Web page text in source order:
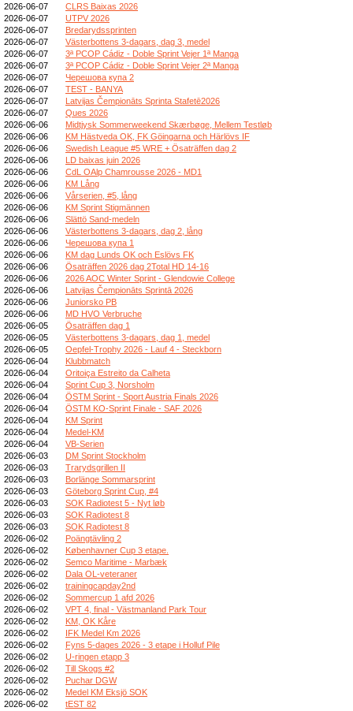
2026-06-07
CLRS Baixas 2026
2026-06-07
UTPV 2026
2026-06-07
Bredarydssprinten
2026-06-07
Västerbottens 3-dagars, dag 3, medel
2026-06-07
3ª PCOP Cádiz - Doble Sprint Vejer 1ª Manga
2026-06-07
3ª PCOP Cádiz - Doble Sprint Vejer 2ª Manga
2026-06-07
Черешова купа 2
2026-06-07
TEST - BANYA
2026-06-07
Latvijas Čempionāts Sprinta Stafetē2026
2026-06-07
Ques 2026
2026-06-06
Midtjysk Sommerweekend Skærbøge, Mellem Testløb
2026-06-06
KM Hästveda OK, FK Göingarna och Härlövs IF
2026-06-06
Swedish League #5 WRE + Ösaträffen dag 2
2026-06-06
LD baixas juin 2026
2026-06-06
CdL OAlp Chamrousse 2026 - MD1
2026-06-06
KM Lång
2026-06-06
Vårserien, #5, lång
2026-06-06
KM Sprint Stigmännen
2026-06-06
Slättö Sand-medeln
2026-06-06
Västerbottens 3-dagars, dag 2, lång
2026-06-06
Черешова купа 1
2026-06-06
KM dag Lunds OK och Eslövs FK
2026-06-06
Ösaträffen 2026 dag 2Total HD 14-16
2026-06-06
2026 AOC Winter Sprint - Glendowie College
2026-06-06
Latvijas Čempionāts Sprintā 2026
2026-06-06
Juniorsko PB
2026-06-06
MD HVO Verbruche
2026-06-05
Ösaträffen dag 1
2026-06-05
Västerbottens 3-dagars, dag 1, medel
2026-06-05
Oepfel-Trophy 2026 - Lauf 4 - Steckborn
2026-06-04
Klubbmatch
2026-06-04
Oritoiça Estreito da Calheta
2026-06-04
Sprint Cup 3, Norsholm
2026-06-04
ÖSTM Sprint - Sport Austria Finals 2026
2026-06-04
ÖSTM KO-Sprint Finale - SAF 2026
2026-06-04
KM Sprint
2026-06-04
Medel-KM
2026-06-04
VB-Serien
2026-06-03
DM Sprint Stockholm
2026-06-03
Trarydsgrillen II
2026-06-03
Borlänge Sommarsprint
2026-06-03
Göteborg Sprint Cup, #4
2026-06-03
SOK Radiotest 5 - Nyt løb
2026-06-03
SOK Radiotest 8
2026-06-03
SOK Radiotest 8
2026-06-02
Poängtävling 2
2026-06-02
Københavner Cup 3 etape.
2026-06-02
Semco Maritime - Marbæk
2026-06-02
Dala OL-veteraner
2026-06-02
trainingcapday2nd
2026-06-02
Sommercup 1 afd 2026
2026-06-02
VPT 4, final - Västmanland Park Tour
2026-06-02
KM, OK Kåre
2026-06-02
IFK Medel Km 2026
2026-06-02
Fyns 5-dages 2026 - 3 etape i Holluf Pile
2026-06-02
U-ringen etapp 3
2026-06-02
Till Skogs #2
2026-06-02
Puchar DGW
2026-06-02
Medel KM Eksjö SOK
2026-06-02
tEST 82